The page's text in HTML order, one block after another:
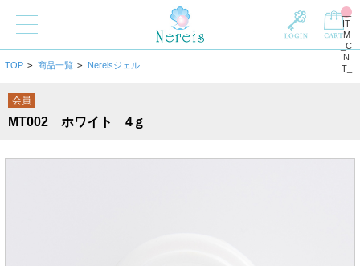
__
IT
M
_C
N
T_
TOP > 商品一覧 > Nereisジェル
会員
MT002 ホワイト 4ｇ